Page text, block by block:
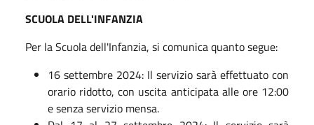
SCUOLA DELL'INFANZIA
Per la Scuola dell'Infanzia, si comunica quanto segue:
16 settembre 2024: Il servizio sarà effettuato con
orario ridotto, con uscita anticipata alle ore 12:00
e senza servizio mensa.